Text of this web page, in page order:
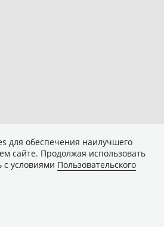
для обеспечения наилучшего
сайте. Продолжая использовать
с условиями Пользовательского